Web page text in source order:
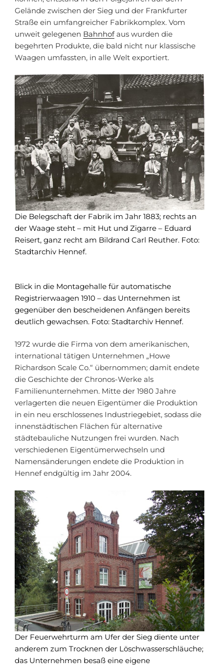
Gelände zwischen der Sieg und der Frankfurter
Straße ein umfangreicher Fabrikkomplex. Vom
unweit gelegenen Bahnhofaus wurden die
begehrten Produkte, die bald nicht nur klassische
Waagen umfassten, in alle Welt exportiert.
Die Belegschaft der Fabrik im Jahr 1883; rechts an
der Waage steht – mit Hut und Zigarre – Eduard
Reisert, ganz recht am Bildrand Carl Reuther. Foto:
Stadtarchiv Hennef.
Blick in die Montagehalle für automatische
Registrierwaagen 1910 – das Unternehmen ist
gegenüber den bescheidenen Anfängen bereits
deutlich gewachsen. Foto: Stadtarchiv Hennef.
1972 wurde die Firma von dem amerikanischen,
international tätigen Unternehmen „Howe
Richardson Scale Co.“ übernommen; damit endete
die Geschichte der Chronos-Werke als
Familienunternehmen. Mitte der 1980 Jahre
verlagerten die neuen Eigentümer die Produktion
in ein neu erschlossenes Industriegebiet, sodass die
innenstädtischen Flächen für alternative
städtebauliche Nutzungen frei wurden. Nach
verschiedenen Eigentümerwechseln und
Namensänderungen endete die Produktion in
Hennef endgültig im Jahr 2004.
Der Feuerwehrturm am Ufer der Sieg diente unter
anderem zum Trocknen der Löschwasserschläuche;
das Unternehmen besaß eine eigene